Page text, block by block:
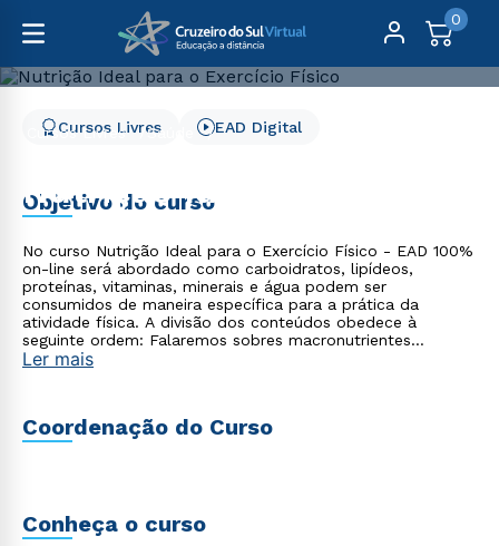
0
Cursos Livres
Saúde
Nutrição Ideal para o
Exercício Físico
Cursos Livres EAD Digital
Objetivo do curso
No curso Nutrição Ideal para o Exercício Físico - EAD 100%
on-line será abordado como carboidratos, lipídeos,
proteínas, vitaminas, minerais e água podem ser
consumidos de maneira específica para a prática da
atividade física. A divisão dos conteúdos obedece à
seguinte ordem: Falaremos sobres macronutrientes
(carboidratos, lipídeos e proteínas); Discutiremos sobre
pré, pós e durante a atividade física, assim como outras
estratégias nutricionais.
Ler mais
Coordenação do Curso
Conheça o curso